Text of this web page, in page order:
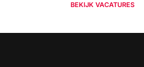
BEKIJK VACATURES